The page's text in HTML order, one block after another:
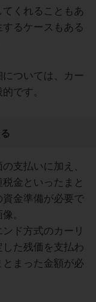
くれることもあ
るケースもある
ついては、カー
です。
ド方式のカーリ
た残価を支払わ
まった金額が必